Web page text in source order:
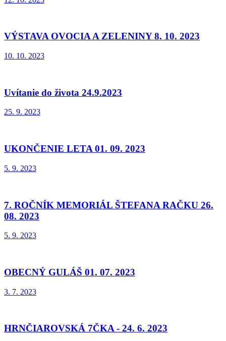
VÝSTAVA OVOCIA A ZELENINY 8. 10. 2023
10. 10. 2023
Uvítanie do života 24.9.2023
25. 9. 2023
UKONČENIE LETA 01. 09. 2023
5. 9. 2023
7. ROČNÍK MEMORIÁL ŠTEFANA RAČKU 26.
08. 2023
5. 9. 2023
OBECNÝ GULÁŠ 01. 07. 2023
3. 7. 2023
HRNČIAROVSKÁ 7ČKA - 24. 6. 2023